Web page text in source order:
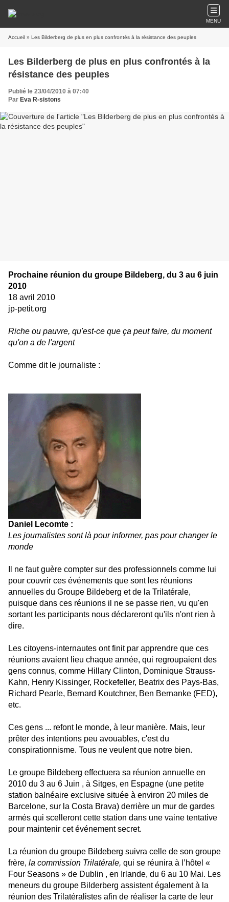
MENU
Accueil » Les Bilderberg de plus en plus confrontés à la résistance des peuples
Les Bilderberg de plus en plus confrontés à la
résistance des peuples
Publié le 23/04/2010 à 07:40
Par Eva R-sistons
Prochaine réunion du groupe Bildeberg, du 3 au 6 juin
2010
18 avril 2010
jp-petit.org
Riche ou pauvre, qu'est-ce que ça peut faire, du moment
qu'on a de l'argent
Comme dit le journaliste :
Daniel Lecomte :
Les journalistes sont là pour informer, pas pour changer le
monde
Il ne faut guère compter sur des professionnels comme lui
pour couvrir ces événements que sont les réunions
annuelles du Groupe Bildeberg et de la Trilatérale,
puisque dans ces réunions il ne se passe rien, vu qu'en
sortant les participants nous déclareront qu'ils n'ont rien à
dire.
Les citoyens-internautes ont finit par apprendre que ces
réunions avaient lieu chaque année, qui regroupaient des
gens connus, comme Hillary Clinton, Dominique Strauss-
Kahn, Henry Kissinger, Rockefeller, Beatrix des Pays-Bas,
Richard Pearle, Bernard Koutchner, Ben Bernanke (FED),
etc.
Ces gens ... refont le monde, à leur manière. Mais, leur
prêter des intentions peu avouables, c'est du
conspirationnisme. Tous ne veulent que notre bien.
Le groupe Bildeberg effectuera sa réunion annuelle en
2010 du 3 au 6 Juin , à Sitges, en Espagne (une petite
station balnéaire exclusive située à environ 20 miles de
Barcelone, sur la Costa Brava) derrière un mur de gardes
armés qui scelleront cette station dans une vaine tentative
pour maintenir cet événement secret.
La réunion du groupe Bildeberg suivra celle de son groupe
frère, la commission Trilatérale, qui se réunira à l’hôtel «
Four Seasons » de Dublin , en Irlande, du 6 au 10 Mai. Les
meneurs du groupe Bilderberg assistent également à la
réunion des Trilatéralistes afin de réaliser la carte de leur